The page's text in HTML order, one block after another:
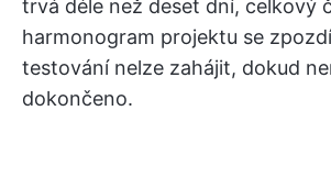
trvá déle než deset dní, celkový
harmonogram projektu se
testování nelze zahájit, dokud
dokončeno.